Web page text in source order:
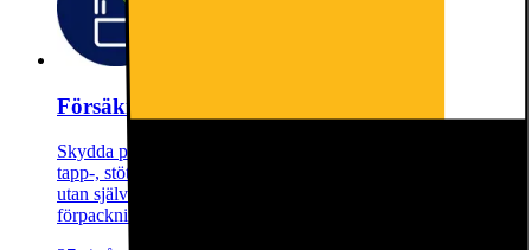
Försäkring Kombiskåp – Månadsbetalning
Skydda produkten mot plötsliga, oförutsedda, händelser som
tapp-, stöt- och vätskeskador. Obegränsat antal skadetillfällen
utan självrisk eller värdeminskning. Täcker alla tillbehör i
förpackningen.